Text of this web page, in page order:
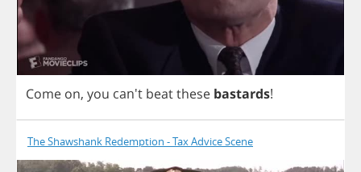
Come on, you can't beatthese bastards!
The Shawshank Redemption - Tax Advice Scene